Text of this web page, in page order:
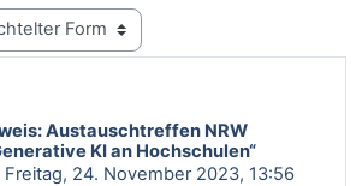
Austauschtreffen NRW
KI an Hochschulen“
Freitag, 24. November 2023, 13:56